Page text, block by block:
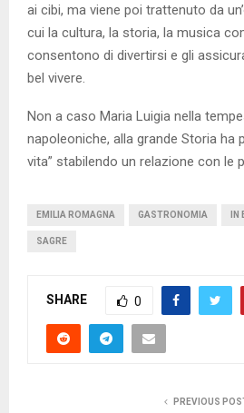
ai cibi, ma viene poi trattenuto da
cui la cultura, la storia, la musica
consentono di divertirsi e gli
bel vivere.
Non a caso Maria Luigia nella
napoleoniche, alla grande Storia ha
vita” stabilendo un relazione con le
EMILIA ROMAGNA GASTRONOMIA
SAGRE
SHARE 0
PREVIOUS